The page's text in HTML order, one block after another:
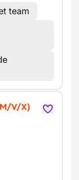
team
V/X)